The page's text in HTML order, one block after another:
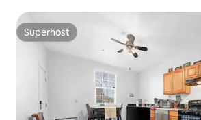
Superhost
Superhost